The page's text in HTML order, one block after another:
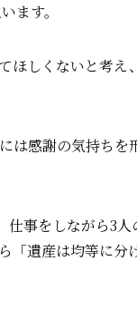
ます。
ほしくないと考
は感謝の気持ち
事をしながら3
「遺産は均等に